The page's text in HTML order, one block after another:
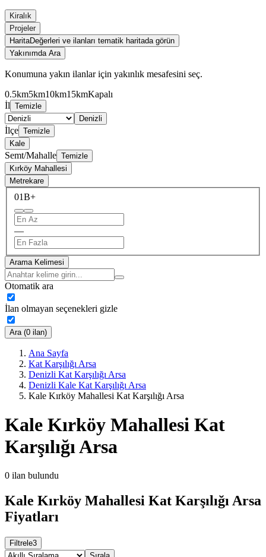
Kiralık
Projeler
HaritaDeğerleri ve ilanları tematik haritada görün
Yakınımda Ara
Konumuna yakın ilanlar için yakınlık mesafesini seç.
0.5km5km10km15kmKapalı
İl Temizle
Denizli
İlçe Temizle
Kale
Semt/Mahalle Temizle
Kırköy Mahallesi
Metrekare
01B+
—
Arama Kelimesi
Otomatik ara
İlan olmayan seçenekleri gizle
Ara (0 ilan)
Ana Sayfa
Kat Karşılığı Arsa
Denizli Kat Karşılığı Arsa
Denizli Kale Kat Karşılığı Arsa
Kale Kırköy Mahallesi Kat Karşılığı Arsa
Kale Kırköy Mahallesi Kat
Karşılığı Arsa
0 ilan bulundu
Kale Kırköy Mahallesi Kat Karşılığı Arsa
Fiyatları
Filtrele3